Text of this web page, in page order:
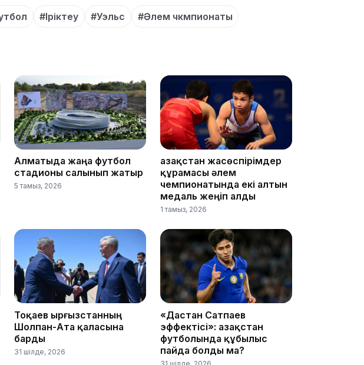
#Іріктеу #Уэльс #Әлем чкмпионаты
Алматыда жаңа футбол
стадионы салынып жатыр
5 тамыз, 2026
Қазақстан жасөспірімдер
құрамасы әлем
чемпионатында екі алтын
медаль жеңіп алды
1 тамыз, 2026
Тоқаев Қырғызстанның
Шолпан-Ата қаласына
барды
31 шілде, 2026
«Дастан Сатпаев
эффектісі»: Қазақстан
футболында құбылыс
пайда болды ма?